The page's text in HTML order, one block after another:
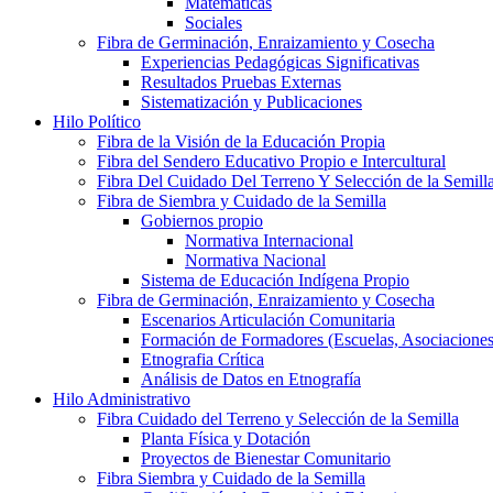
Sociales
Fibra de Germinación, Enraizamiento y Cosecha
Experiencias Pedagógicas Significativas
Resultados Pruebas Externas
Sistematización y Publicaciones
Hilo Político
Fibra de la Visión de la Educación Propia
Fibra del Sendero Educativo Propio e Intercultural
Fibra Del Cuidado Del Terreno Y Selección de la
Fibra de Siembra y Cuidado de la Semilla
Gobiernos propio
Normativa Internacional
Normativa Nacional
Sistema de Educación Indígena Propio
Fibra de Germinación, Enraizamiento y Cosecha
Escenarios Articulación Comunitaria
Formación de Formadores (Escuelas,
Etnografia Crítica
Análisis de Datos en Etnografía
Hilo Administrativo
Fibra Cuidado del Terreno y Selección de la Semilla
Planta Física y Dotación
Proyectos de Bienestar Comunitario
Fibra Siembra y Cuidado de la Semilla